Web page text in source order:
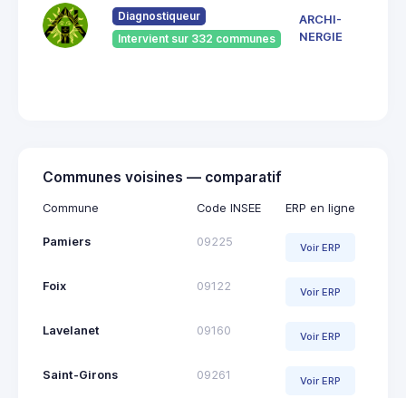
Diagnostiqueur
Intervient sur 332 communes
ARCHI-
NERGIE
Communes voisines — comparatif
Commune Code INSEE ERP en ligne
Pamiers 09225 Voir ERP
Foix 09122 Voir ERP
Lavelanet 09160 Voir ERP
Saint-Girons 09261 Voir ERP